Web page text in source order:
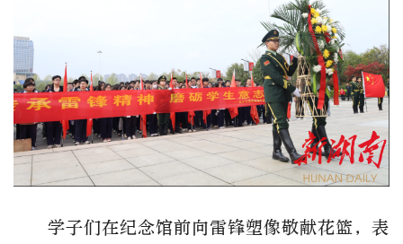
学子们在纪念馆前向雷锋塑像敬献花篮，表